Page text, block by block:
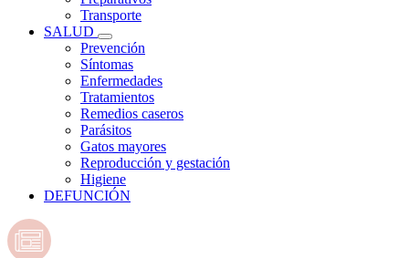
Transporte
SALUD
Prevención
Síntomas
Enfermedades
Tratamientos
Remedios caseros
Parásitos
Gatos mayores
Reproducción y gestación
Higiene
DEFUNCIÓN